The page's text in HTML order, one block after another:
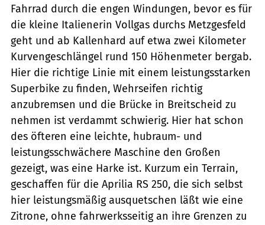
Fahrrad durch die engen Windungen, bevor es für
die kleine Italienerin Vollgas durchs Metzgesfeld
geht und ab Kallenhard auf etwa zwei Kilometer
Kurvengeschlängel rund 150 Höhenmeter bergab.
Hier die richtige Linie mit einem leistungsstarken
Superbike zu finden, Wehrseifen richtig
anzubremsen und die Brücke in Breitscheid zu
nehmen ist verdammt schwierig. Hier hat schon
des öfteren eine leichte, hubraum- und
leistungsschwächere Maschine den Großen
gezeigt, was eine Harke ist. Kurzum ein Terrain,
geschaffen für die Aprilia RS 250, die sich selbst
hier leistungsmäßig ausquetschen läßt wie eine
Zitrone, ohne fahrwerksseitig an ihre Grenzen zu